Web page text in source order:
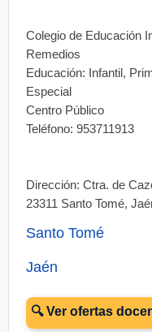
Colegio de Educación
Remedios
Educación: Infantil,
Especial
Centro Público
Teléfono: 953711913
Dirección: Ctra. de
23311 Santo Tomé,
Santo Tomé
Jaén
🔍 Ver ofertas